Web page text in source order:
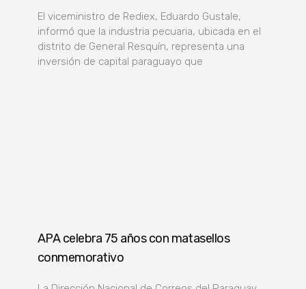
El viceministro de Rediex, Eduardo Gustale,
informó que la industria pecuaria, ubicada en el
distrito de General Resquín, representa una
inversión de capital paraguayo que
APA celebra 75 años con matasellos
conmemorativo